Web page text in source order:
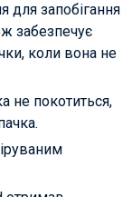
для запобігання
забезпечує
коли вона не
не покотиться,